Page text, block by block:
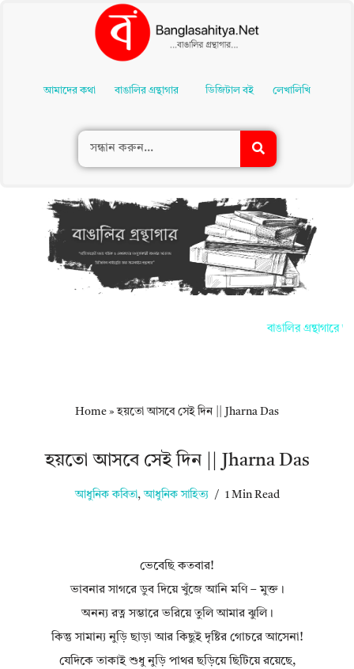
Contentআমাদের কথা বাঙালির গ্রন্থাগার ডিজিটাল বই লেখালিখি
বাঙালির গ্রন্থাগারে
Home »হয়তো আসবে সেই দিন || Jharna Das
হয়তো আসবে সেই দিন || Jharna Das
আধুনিক কবিতা, আধুনিক সাহিত্য 1 Min Read
ভেবেছি কতবার!
ভাবনার সাগরে ডুব দিয়ে খুঁজে আনি মণি – মুক্ত।
অনন্য রত্ন সম্ভারে ভরিয়ে তুলি আমার ঝুলি।
কিন্তু সামান্য নুড়ি ছাড়া আর কিছুই দৃষ্টির গোচরে আসেনা!
যেদিকে তাকাই শুধু নুড়ি পাথর ছড়িয়ে ছিটিয়ে রয়েছে,